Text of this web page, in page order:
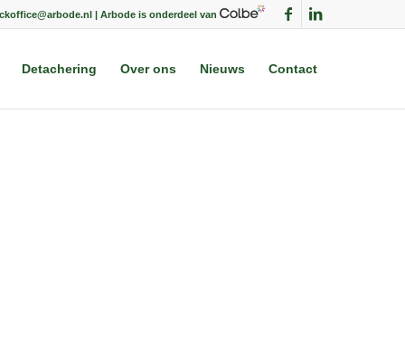
| Arbode is onderdeel van
Detachering Over ons Nieuws Contact